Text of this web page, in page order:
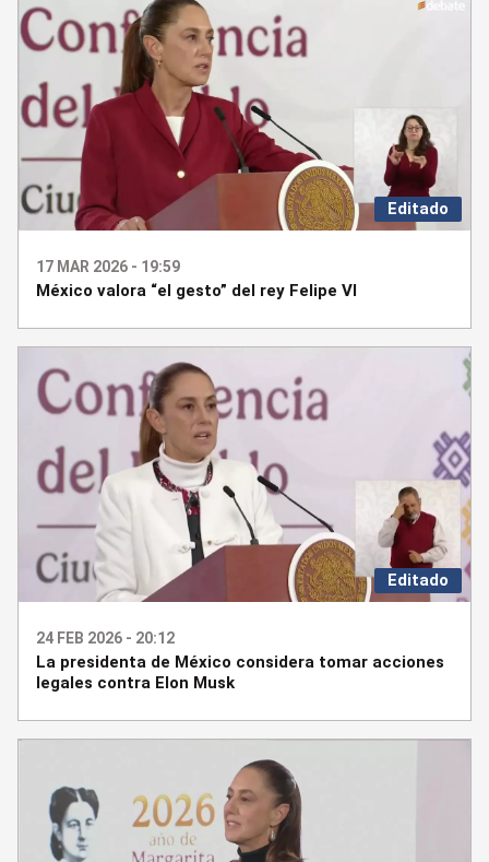
Editado
17 MAR 2026 - 19:59
México valora “el gesto” del rey Felipe VI
Editado
24 FEB 2026 - 20:12
La presidenta de México considera tomar acciones
legales contra Elon Musk